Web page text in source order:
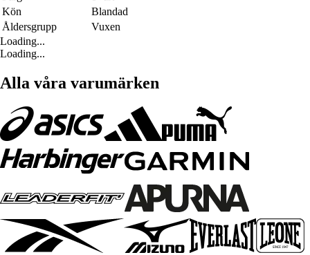
Kön
Blandad
Åldersgrupp
Vuxen
Loading...
Loading...
Alla våra varumärken